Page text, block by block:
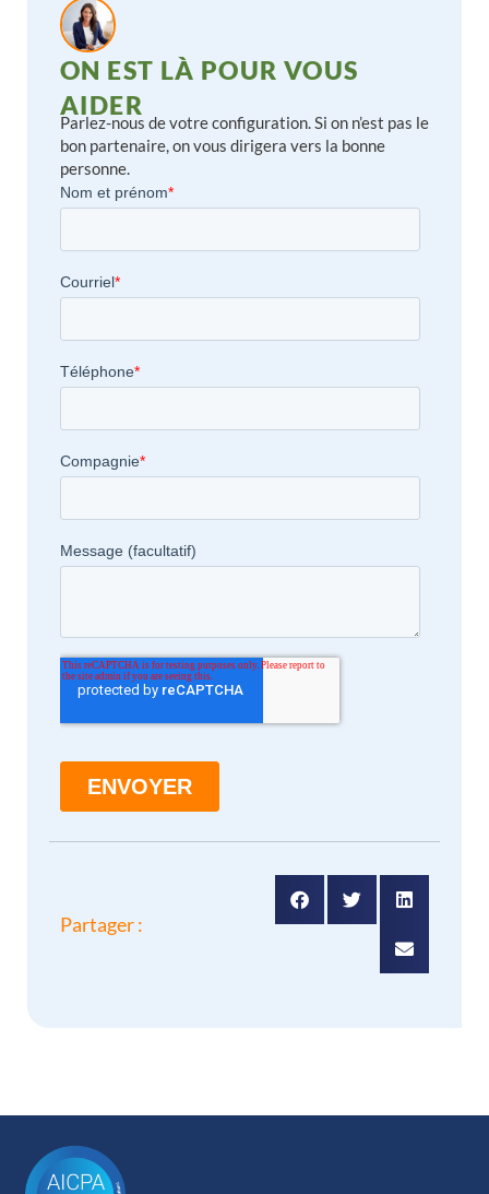
ON EST LÀ POUR VOUS
AIDER
Parlez-nous de votre configuration. Si on n’est pas le
bon partenaire, on vous dirigera vers la bonne
personne.
Partager :